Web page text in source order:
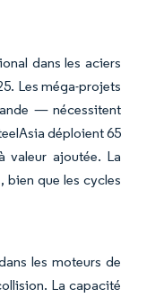
dans les aciers
Les méga-projets
— nécessitent
déploient 65
valeur ajoutée. La
bien que les cycles
les moteurs de
La capacité